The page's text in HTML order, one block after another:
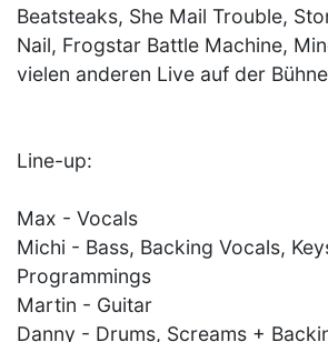
Beatsteaks, She Mail Trouble,
Nail, Frogstar Battle Machine,
vielen anderen Live auf der
Line-up:
Max - Vocals
Michi - Bass, Backing Vocals,
Programmings
Martin - Guitar
Danny - Drums, Screams +